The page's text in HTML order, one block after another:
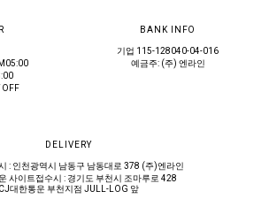
OFF
BANK INFO
기업 115-128040-04-016
예금주: (주) 엔라인
DELIVERY
: 인천광역시 남동구 남동대로 378 (주)엔라인
사이트접수시 : 경기도 부천시 조마루로 428
CJ대한통운 부천지점 JULL-LOG 앞